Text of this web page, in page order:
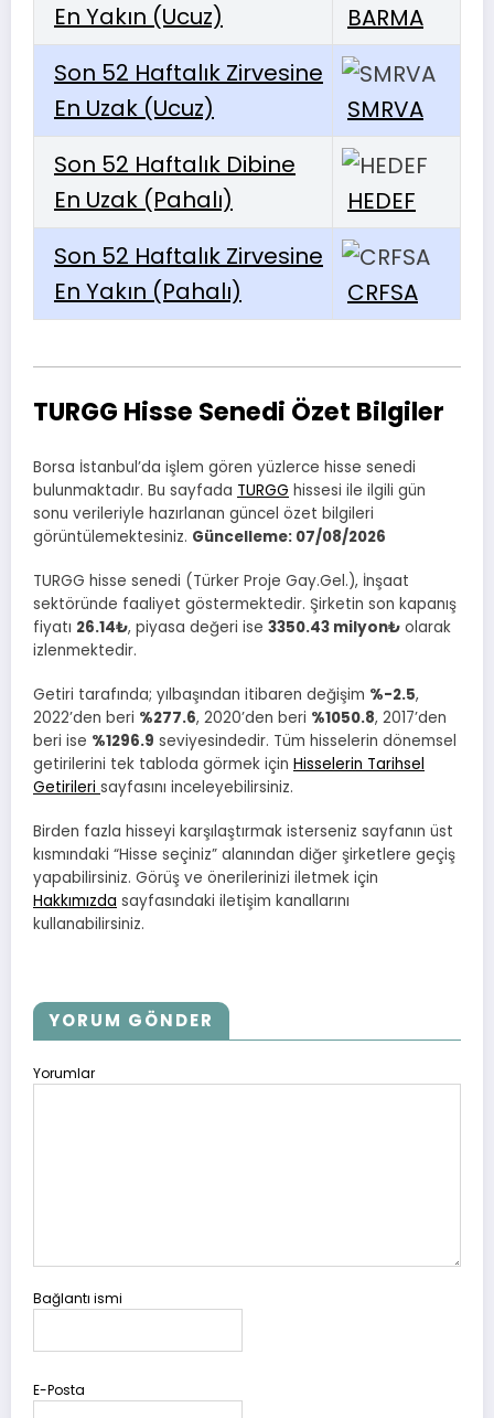
En Yakın (Ucuz)
BARMA
Son 52 Haftalık Zirvesine
En Uzak (Ucuz)
SMRVA
Son 52 Haftalık Dibine
En Uzak (Pahalı)
HEDEF
Son 52 Haftalık Zirvesine
En Yakın (Pahalı)
CRFSA
TURGG Hisse Senedi Özet Bilgiler
Borsa İstanbul’da işlem gören yüzlerce hisse senedi
bulunmaktadır. Bu sayfada TURGG hissesi ile ilgili gün
sonu verileriyle hazırlanan güncel özet bilgileri
görüntülemektesiniz. Güncelleme: 07/08/2026
TURGG hisse senedi (Türker Proje Gay.Gel.), İnşaat
sektöründe faaliyet göstermektedir. Şirketin son kapanış
fiyatı 26.14₺, piyasa değeri ise 3350.43 milyon₺ olarak
izlenmektedir.
Getiri tarafında; yılbaşından itibaren değişim %-2.5,
2022’den beri %277.6, 2020’den beri %1050.8, 2017’den
beri ise %1296.9 seviyesindedir. Tüm hisselerin dönemsel
getirilerini tek tabloda görmek için Hisselerin Tarihsel
Getirileri sayfasını inceleyebilirsiniz.
Birden fazla hisseyi karşılaştırmak isterseniz sayfanın üst
kısmındaki “Hisse seçiniz” alanından diğer şirketlere geçiş
yapabilirsiniz. Görüş ve önerilerinizi iletmek için
Hakkımızda sayfasındaki iletişim kanallarını
kullanabilirsiniz.
YORUM GÖNDER
Yorumlar
Bağlantı ismi
E-Posta